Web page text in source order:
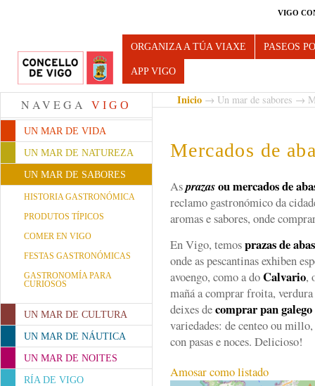
VIGO
Turismo de Vigo
ORGANIZA A TÚA VIAXE PASEOS
APP VIGO
NAVEGA VIGO
UN MAR DE VIDA
UN MAR DE NATUREZA
UN MAR DE SABORES
HISTORIA GASTRONÓMICA
PRODUTOS TÍPICOS
COMER EN VIGO
FESTAS GASTRONÓMICAS
GASTRONOMÍA PARA
CURIOSOS
UN MAR DE CULTURA
UN MAR DE NÁUTICA
UN MAR DE NOITES
RÍA DE VIGO
Inicio → Un mar de sabores →
Mercados de
Asprazasou mercados de
reclamo gastronómico da
aromas e sabores, onde
En Vigo, temosprazas de
onde as pescantinas exhiben
avoengo, como a doCalvario,
mañá a comprar froita,
deixes decomprarpan galego
variedades: de centeo ou
con pasas e noces. Delicioso!
Amosar como listado